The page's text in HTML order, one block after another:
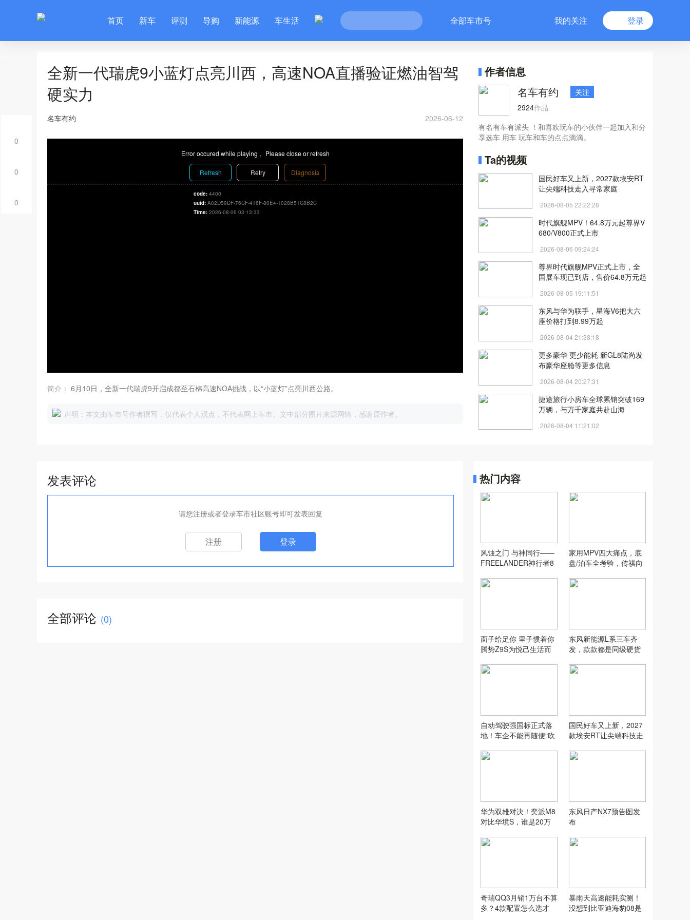
首页 新车 评测 导购 新能源 车生活 全部车市号 我的关注 登录
0
0
0
全新一代瑞虎9小蓝灯点亮川西，高速NOA直播验证燃油智驾
硬实力
名车有约 2026-06-12
Error occured while playing， Please close or refresh
Refresh Retry Diagnosis
code: 4400
uuid: A02D59DF-76CF-418F-80E4-1028B51C8B2C
Time: 2026-08-06 03:13:33
简介： 6月10日，全新一代瑞虎9开启成都至石棉高速NOA挑战，以“小蓝灯”点亮川西公路。
声明：本文由车市号作者撰写，仅代表个人观点，不代表网上车市。文中部分图片来源网络，感谢原作者。
作者信息
名车有约
关注
2924作品
有名有车有派头 ！和喜欢玩车的小伙伴一起加入和分
享选车 用车 玩车和车的点点滴滴。
Ta的视频
国民好车又上新，2027款埃安RT
让尖端科技走入寻常家庭
2026-08-05 22:22:28
时代旗舰MPV！64.8万元起尊界V
680/V800正式上市
2026-08-06 09:24:24
尊界时代旗舰MPV正式上市，全
国展车现已到店，售价64.8万元起
2026-08-05 19:11:51
东风与华为联手，星海V6把大六
座价格打到8.99万起
2026-08-04 21:38:18
更多豪华 更少能耗 新GL8陆尚发
布豪华座舱等更多信息
2026-08-04 20:27:31
捷途旅行小房车全球累销突破169
万辆，与万千家庭共赴山海
2026-08-04 11:21:02
发表评论
请您注册或者登录车市社区账号即可发表回复
注册 登录
全部评论 (0)
热门内容
风蚀之门 与神同行——
FREELANDER神行者8
家用MPV四大痛点，底
盘/泊车全考验，传祺向
面子给足你 里子惯着你
腾势Z9S为悦己生活而
东风新能源L系三车齐
发，款款都是同级硬货
自动驾驶强国标正式落
地！车企不能再随便“吹
国民好车又上新，2027
款埃安RT让尖端科技走
华为双雄对决！奕派M8
对比华境S，谁是20万
东风日产NX7预告图发
布
奇瑞QQ3月销1万台不算
多？4款配置怎么选才
暴雨天高速能耗实测！
没想到比亚迪海豹08是